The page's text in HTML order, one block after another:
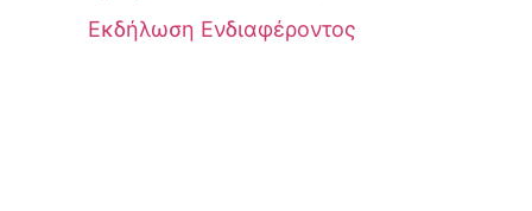
Εκδήλωση Ενδιαφέροντος